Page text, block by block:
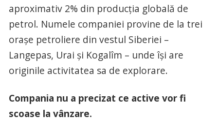
aproximativ 2% din producția globală de
petrol. Numele companiei provine de la trei
orașe petroliere din vestul Siberiei –
Langepas, Urai și Kogalîm – unde își are
originile activitatea sa de explorare.
Compania nu a precizat ce active vor fi
scoase la vânzare.